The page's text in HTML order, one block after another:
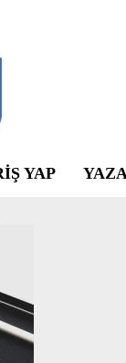
YAP